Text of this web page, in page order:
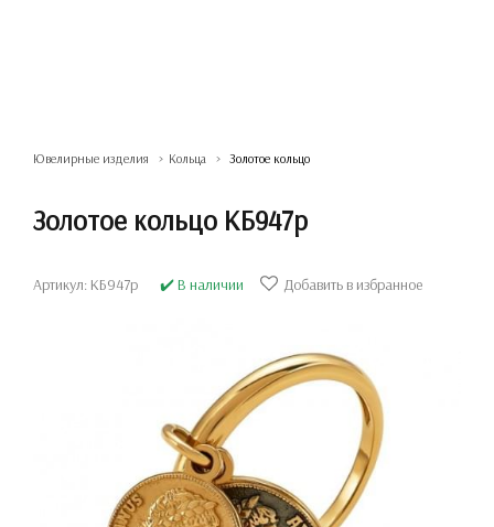
Ювелирные изделия Кольца Золотое кольцо
Золотое кольцо КБ947р
Артикул: КБ947р ✔️ В наличии Добавить в избранное